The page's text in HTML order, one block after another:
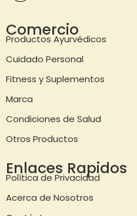
Comercio
Productos Ayurvédicos
Cuidado Personal
Fitness y Suplementos
Marca
Condiciones de Salud
Otros Productos
Enlaces Rapidos
Política de Privacidad
Acerca de Nosotros